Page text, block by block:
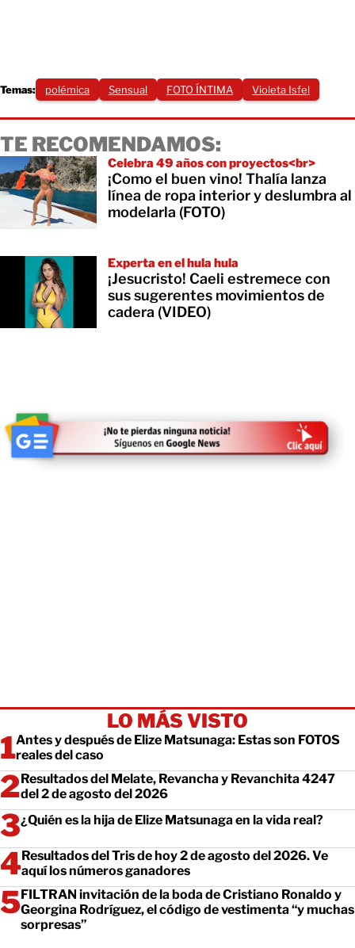
Temas: polémica Sensual FOTO ÍNTIMA Violeta Isfel
TE RECOMENDAMOS:
Celebra 49 años con proyectos<br>
¡Como el buen vino! Thalía lanza
línea de ropa interior y deslumbra al
modelarla (FOTO)
Experta en el hula hula
¡Jesucristo! Caeli estremece con
sus sugerentes movimientos de
cadera (VIDEO)
LO MÁS VISTO
Antes y después de Elize Matsunaga: Estas son FOTOS
reales del caso
Resultados del Melate, Revancha y Revanchita 4247
del 2 de agosto del 2026
¿Quién es la hija de Elize Matsunaga en la vida real?
Resultados del Tris de hoy 2 de agosto del 2026. Ve
aquí los números ganadores
FILTRAN invitación de la boda de Cristiano Ronaldo y
Georgina Rodríguez, el código de vestimenta “y muchas
sorpresas”